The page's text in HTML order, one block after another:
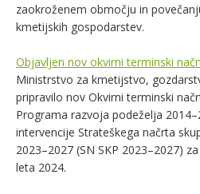
zaokroženem območju in
kmetijskih gospodarstev.
Objavljen nov okvirni terminski
Ministrstvo za kmetijstvo,
pripravilo nov Okvirni terminski
Programa razvoja podeželja
intervencije Strateškega načrta
2023–2027 (SN SKP 2023–2027)
leta 2024.